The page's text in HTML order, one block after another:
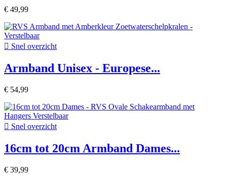
€ 49,99
 Snel overzicht
Armband Unisex - Europese...
€ 54,99
 Snel overzicht
16cm tot 20cm Armband Dames...
€ 39,99